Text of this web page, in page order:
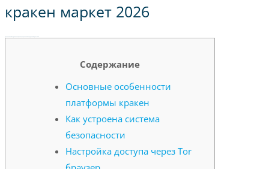
кракен маркет 2026
Содержание
Основные особенности
платформы кракен
Как устроена система
безопасности
Настройка доступа через Tor